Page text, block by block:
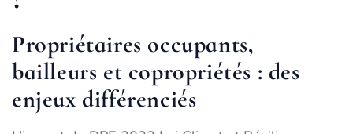
Propriétaires occupants,
bailleurs et copropriétés : des
enjeux différenciés